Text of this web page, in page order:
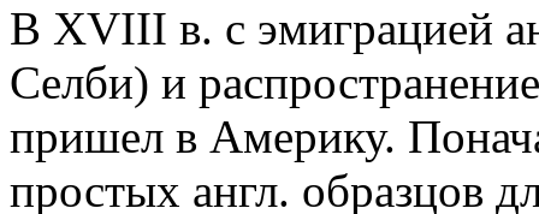
В XVIII в. с эмиграцией
Селби) и
пришел в Америку.
простых англ. образцов